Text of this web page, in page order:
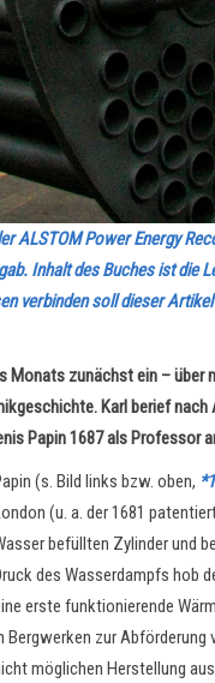
Power Energy
Inhalt des Buches ist
verbinden soll dieser
zunächst ein –
Karl berief
Papin 1687 als Professor
(s. Bild links bzw. oben, *1
(u. a. der 1681
befüllten Zylinder und
des Wasserdampfs hob
erste funktionierende
Bergwerken zur Abförderung
möglichen Herstellung